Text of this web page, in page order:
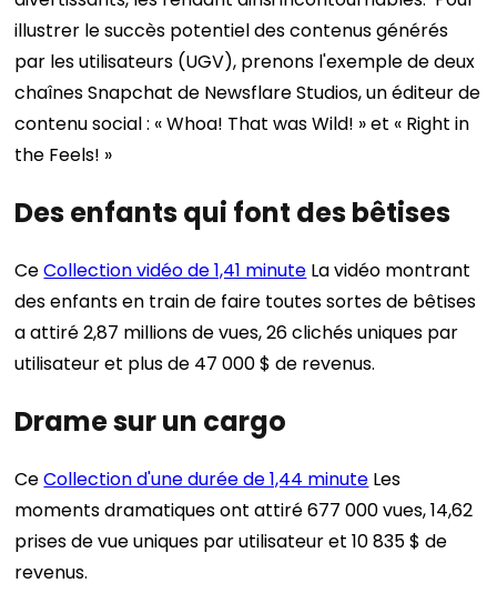
illustrer le succès potentiel des contenus générés
par les utilisateurs (UGV), prenons l'exemple de deux
chaînes Snapchat de Newsflare Studios, un éditeur de
contenu social : « Whoa! That was Wild! » et « Right in
the Feels! »
Des enfants qui font des bêtises
CeCollection vidéo de 1,41 minute La vidéo montrant
des enfants en train de faire toutes sortes de bêtises
a attiré 2,87 millions de vues, 26 clichés uniques par
utilisateur et plus de 47 000 $ de revenus.
Drame sur un cargo
CeCollection d'une durée de 1,44 minute Les
moments dramatiques ont attiré 677 000 vues, 14,62
prises de vue uniques par utilisateur et 10 835 $ de
revenus.